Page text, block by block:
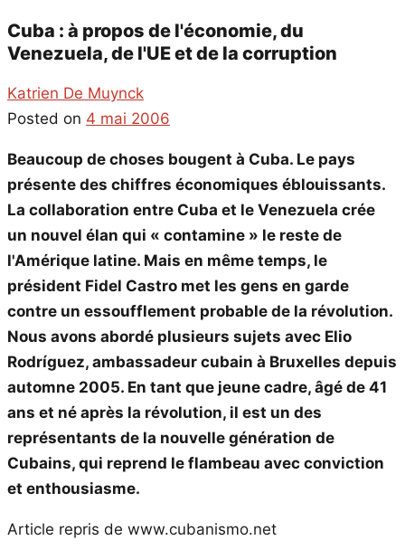
Cuba : à propos de l'économie, du
Venezuela, de l'UE et de la corruption
Katrien De Muynck
Posted on 4 mai 2006
Beaucoup de choses bougent à Cuba. Le pays
présente des chiffres économiques éblouissants.
La collaboration entre Cuba et le Venezuela crée
un nouvel élan qui « contamine » le reste de
l'Amérique latine. Mais en même temps, le
président Fidel Castro met les gens en garde
contre un essoufflement probable de la révolution.
Nous avons abordé plusieurs sujets avec Elio
Rodríguez, ambassadeur cubain à Bruxelles depuis
automne 2005. En tant que jeune cadre, âgé de 41
ans et né après la révolution, il est un des
représentants de la nouvelle génération de
Cubains, qui reprend le flambeau avec conviction
et enthousiasme.
Article repris de www.cubanismo.net